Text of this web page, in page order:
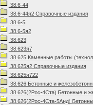
38.6-44
38.6-44я2 Справочные издания
38.6-5
38.6-5я2
38.623
38.623я7
38.625 Каменные работы
38.625я2 Справочные издания
38.625я722
38.626 Бетонные и
38.626(2Рос-4Ста) Бетонные и
38.626(2Рос-4Ста-5Анд)